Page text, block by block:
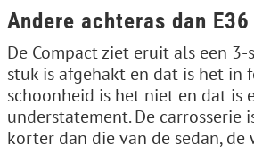
Andere achteras dan E36
De Compact ziet eruit als een
stuk is afgehakt en dat is het in
schoonheid is het niet en dat is
understatement. De carrosserie
korter dan die van de sedan, de